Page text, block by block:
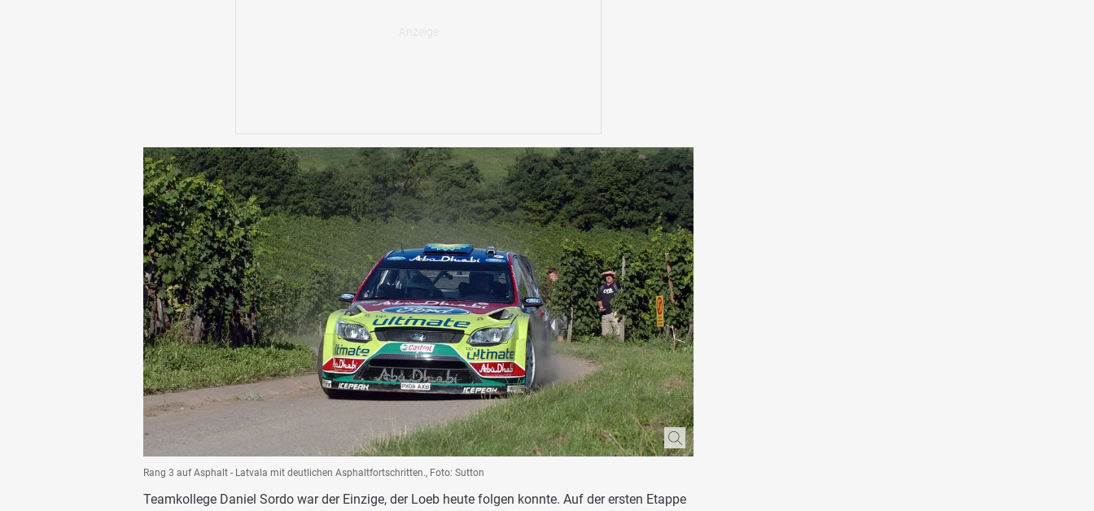
Rang 3 auf Asphalt - Latvala mit deutlichen Asphaltfortschritten., Foto: Sutton
Teamkollege Daniel Sordo war der Einzige, der Loeb heute folgen konnte. Auf der ersten Etappe